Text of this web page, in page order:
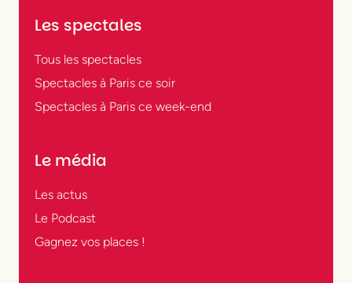
Les spectales
Tous les spectacles
Spectacles à Paris ce soir
Spectacles à Paris ce week-end
Le média
Les actus
Le Podcast
Gagnez vos places !